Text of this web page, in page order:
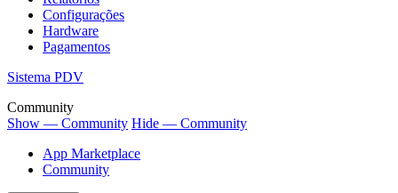
Configurações
Hardware
Pagamentos
Sistema PDV
Community
Show — Community Hide — Community
App Marketplace
Community